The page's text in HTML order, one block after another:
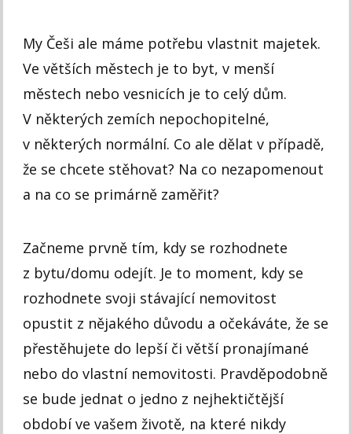
My Češi ale máme potřebu vlastnit majetek.
Ve větších městech je to byt, v menší
městech nebo vesnicích je to celý dům.
V některých zemích nepochopitelné,
v některých normální. Co ale dělat v případě,
že se chcete stěhovat? Na co nezapomenout
a na co se primárně zaměřit?
Začneme prvně tím, kdy se rozhodnete
z bytu/domu odejít. Je to moment, kdy se
rozhodnete svoji stávající nemovitost
opustit z nějakého důvodu a očekáváte, že se
přestěhujete do lepší či větší pronajímané
nebo do vlastní nemovitosti. Pravděpodobně
se bude jednat o jedno z nejhektičtější
období ve vašem životě, na které nikdy